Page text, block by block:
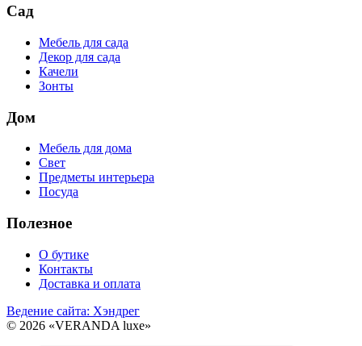
Сад
Мебель для сада
Декор для сада
Качели
Зонты
Дом
Мебель для дома
Свет
Предметы интерьера
Посуда
Полезное
О бутике
Контакты
Доставка и оплата
Ведение сайта: Хэндрег
© 2026 «VERANDA luxe»